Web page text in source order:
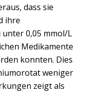
dass sie
ihre
0,05 mmol/L
Medikamente
konnten. Dies
weniger
zeigt als